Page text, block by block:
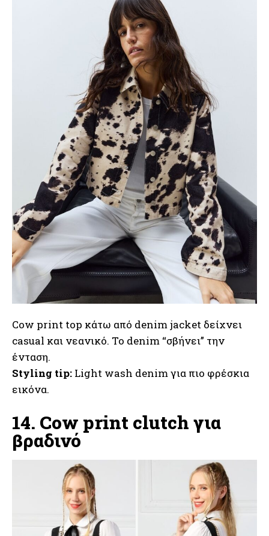
Cow print top κάτω από denim jacket δείχνει
casual και νεανικό. Το denim “σβήνει” την
ένταση.
Styling tip: Light wash denim για πιο φρέσκια
εικόνα.
14. Cow print clutch για
βραδινό